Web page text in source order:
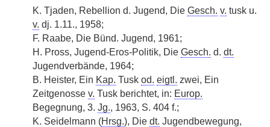
K. Tjaden, Rebellion d. Jugend, Die Gesch. v. tusk u.
v. dj. 1.11., 1958;
F. Raabe, Die Bünd. Jugend, 1961;
H. Pross, Jugend-Eros-Politik, Die Gesch. d. dt.
Jugendverbände, 1964;
B. Heister, Ein Kap. Tusk od. eigtl. zwei, Ein
Zeitgenosse v. Tusk berichtet, in: Europ.
Begegnung, 3. Jg., 1963, S. 404 f.;
K. Seidelmann (Hrsg.), Die dt. Jugendbewegung,